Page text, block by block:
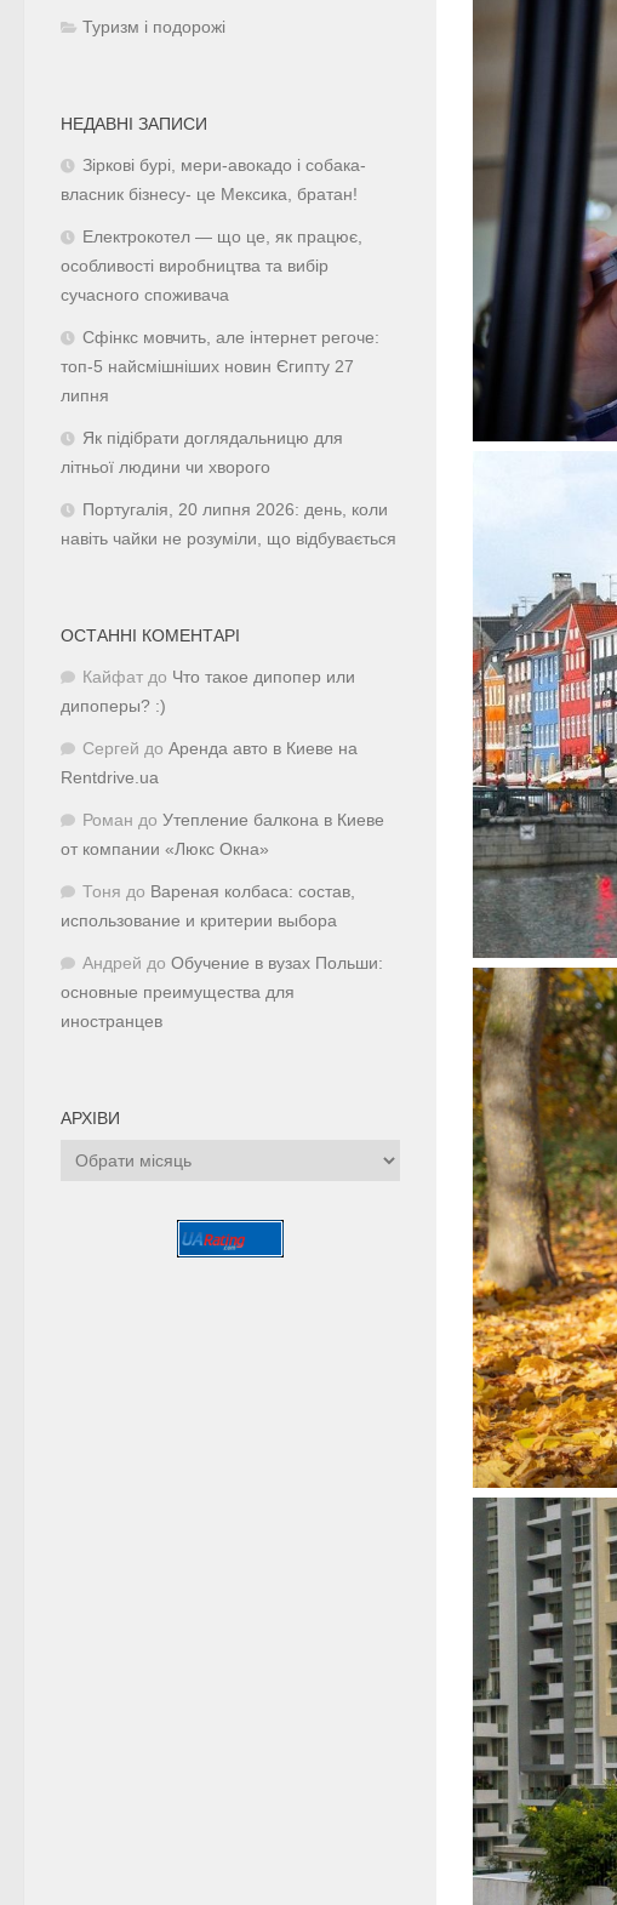
Туризм і подорожі
НЕДАВНІ ЗАПИСИ
Зіркові бурі, мери-авокадо і собака-
власник бізнесу- це Мексика, братан!
Електрокотел — що це, як працює,
особливості виробництва та вибір
сучасного споживача
Сфінкс мовчить, але інтернет регоче:
топ-5 найсмішніших новин Єгипту 27
липня
Як підібрати доглядальницю для
літньої людини чи хворого
Португалія, 20 липня 2026: день, коли
навіть чайки не розуміли, що відбувається
ОСТАННІ КОМЕНТАРІ
Кайфат до Что такое дипопер или
дипоперы? :)
Сергей до Аренда авто в Киеве на
Rentdrive.ua
Роман до Утепление балкона в Киеве
от компании «Люкс Окна»
Тоня до Вареная колбаса: состав,
использование и критерии выбора
Андрей до Обучение в вузах Польши:
основные преимущества для
иностранцев
АРХІВИ
Архіви